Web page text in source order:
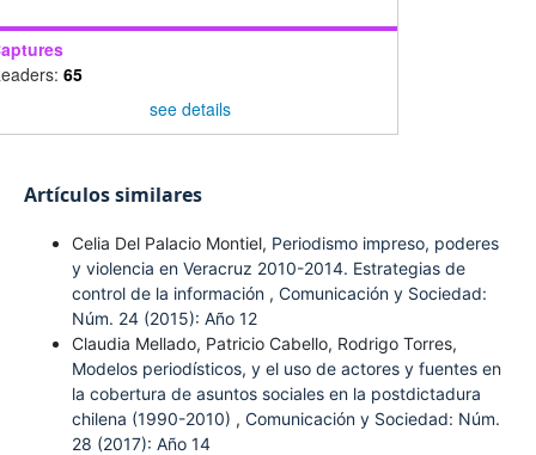
65
see details
Artículos similares
Celia Del Palacio Montiel, Periodismo impreso, poderes
y violencia en Veracruz 2010-2014. Estrategias de
control de la información , Comunicación y Sociedad:
Núm. 24 (2015): Año 12
Claudia Mellado, Patricio Cabello, Rodrigo Torres,
Modelos periodísticos, y el uso de actores y fuentes en
la cobertura de asuntos sociales en la postdictadura
chilena (1990-2010) , Comunicación y Sociedad: Núm.
28 (2017): Año 14